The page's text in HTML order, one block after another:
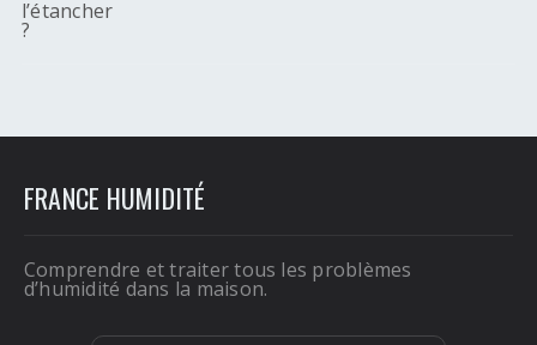
FRANCE HUMIDITÉ
Comprendre et traiter tous les problèmes
d’humidité dans la maison.